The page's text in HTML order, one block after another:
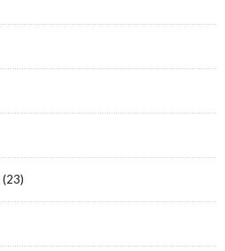
(23)